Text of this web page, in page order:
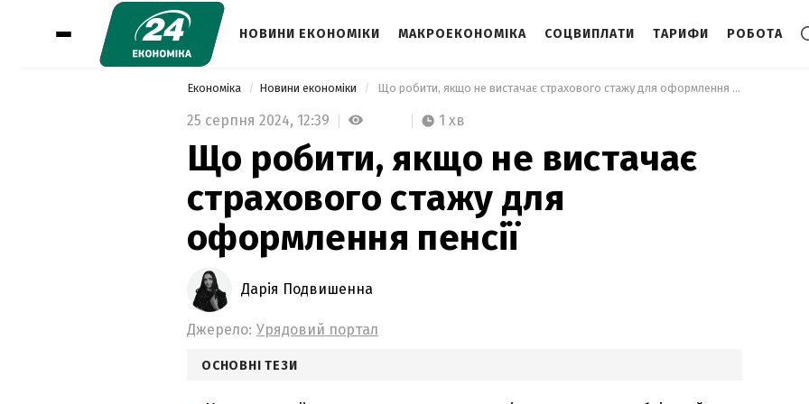
НОВИНИ ЕКОНОМІКИ МАКРОЕКОНОМІКА СОЦВИПЛАТИ ТАРИФИ РОБОТА
Економіка Новини економіки Що робити, якщо не вистачає страхового стажу для оформлення пенсії
25 серпня 2024, 12:39 1 хв
Що робити, якщо не вистачає
страхового стажу для
оформлення пенсії
Дарія Подвишенна
Джерело: Урядовий портал
ОСНОВНІ ТЕЗИ